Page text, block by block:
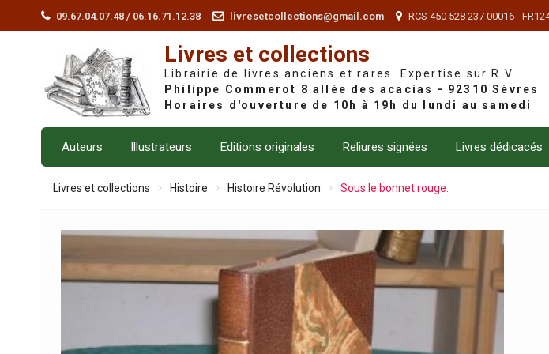
09.67.04.07.48 / 06.16.71.12.38 livresetcollections@gmail.com RCS 450 528 237 00016 -
Livres et collections
Librairie de livres anciens et rares. Expertise sur R.V.
Auteurs Illustrateurs Editions originales Reliures signées Livres dédicacés
Livres et collections Histoire Histoire Révolution Sous le bonnet rouge.